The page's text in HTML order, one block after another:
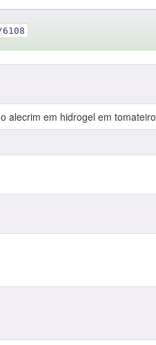
alecrim em hidrogel em tomateiro